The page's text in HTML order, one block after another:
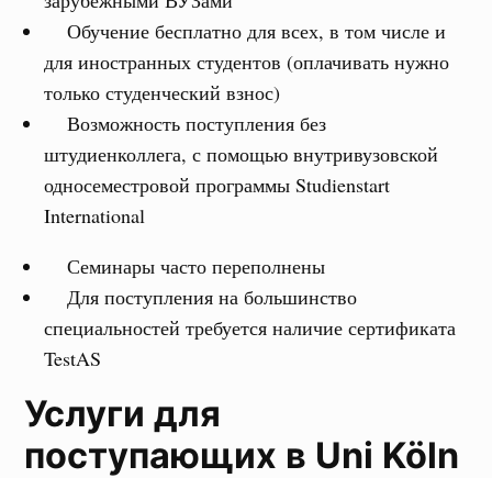
Обучение бесплатно для всех, в том числе и
для иностранных студентов (оплачивать нужно
только студенческий взнос)
Возможность поступления без
штудиенколлега, с помощью внутривузовской
односеместровой программы Studienstart
International
Семинары часто переполнены
Для поступления на большинство
специальностей требуется наличие сертификата
TestAS
Услуги для
поступающих в Uni Köln